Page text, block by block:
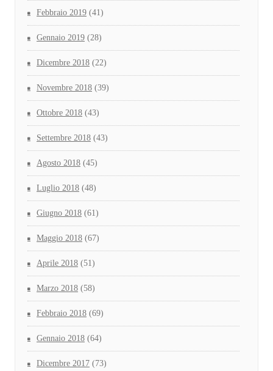
Febbraio 2019 (41)
Gennaio 2019 (28)
Dicembre 2018 (22)
Novembre 2018 (39)
Ottobre 2018 (43)
Settembre 2018 (43)
Agosto 2018 (45)
Luglio 2018 (48)
Giugno 2018 (61)
Maggio 2018 (67)
Aprile 2018 (51)
Marzo 2018 (58)
Febbraio 2018 (69)
Gennaio 2018 (64)
Dicembre 2017 (73)